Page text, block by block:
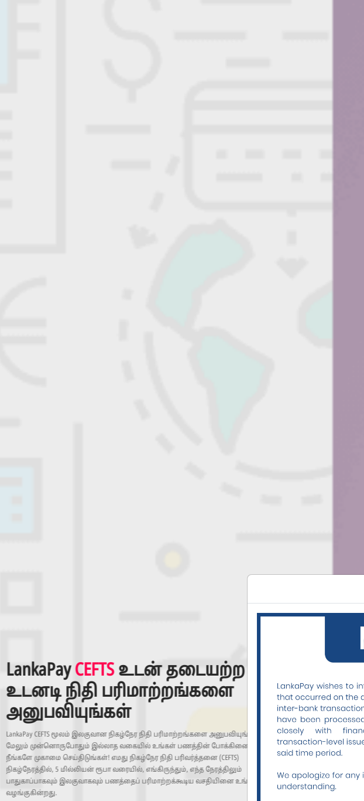
இலங்கையில் டிஜிட்டல் முறை
கொடுப்பனவுகளில் புரட்சியை
ஏற்படுத்தல்
ஜஸ்ட்பெ (JustPay) உடன் நிகழ்நேரத்தில் பாதுகாப்பாகவும், வசதியாகவும், தடையற்ற பண
பரிவர்த்தனைகளை மேற்கொண்டு, இலங்கையின் பௌதீக பண பயன்பாடற்ற
பொருளாதாரத்திற்குப் பங்களிப்பு செய்யும் இச்சேவையை அனுபவியுங்கள்